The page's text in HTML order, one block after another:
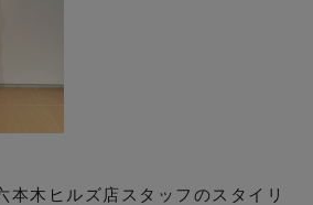
本木ヒルズ店スタッフのスタイリ